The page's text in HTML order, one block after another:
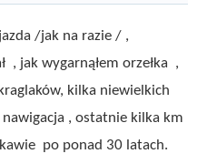
/jak na razie / ,
, jak wygarnąłem orzełka ,
kilka niewielkich
nawigacja , ostatnie kilka km
po ponad 30 latach.